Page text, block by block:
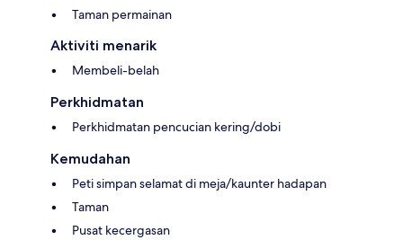
Taman permainan
Aktiviti menarik
Membeli-belah
Perkhidmatan
Perkhidmatan pencucian kering/dobi
Kemudahan
Peti simpan selamat di meja/kaunter hadapan
Taman
Pusat kecergasan